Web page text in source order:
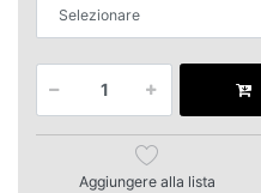
Aggiungere alla lista